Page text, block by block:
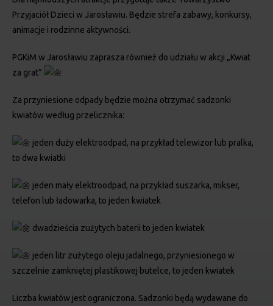
Przyjaciół Dzieci w Jarosławiu. Będzie strefa zabawy, konkursy,
animacje i rodzinne aktywności.
PGKiM w Jarosławiu zaprasza również do udziału w akcji „Kwiat
za grat”
Za przyniesione odpady będzie można otrzymać sadzonki
kwiatów według przelicznika:
jeden duży elektroodpad, na przykład telewizor lub pralka,
to dwa kwiatki
jeden mały elektroodpad, na przykład suszarka, mikser,
telefon lub ładowarka, to jeden kwiatek
dwadzieścia zużytych baterii to jeden kwiatek
jeden litr zużytego oleju jadalnego, przyniesionego w
szczelnie zamkniętej plastikowej butelce, to jeden kwiatek
Liczba kwiatów jest ograniczona. Sadzonki będą wydawane do